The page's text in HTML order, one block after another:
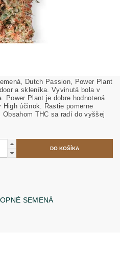
Passion, Power Plant
a skleníka. Vyvinutá bola v
Power Plant je dobre hodnotená
účinok. Rastie pomerne
THC sa radí do vyššej
SEMENÁ